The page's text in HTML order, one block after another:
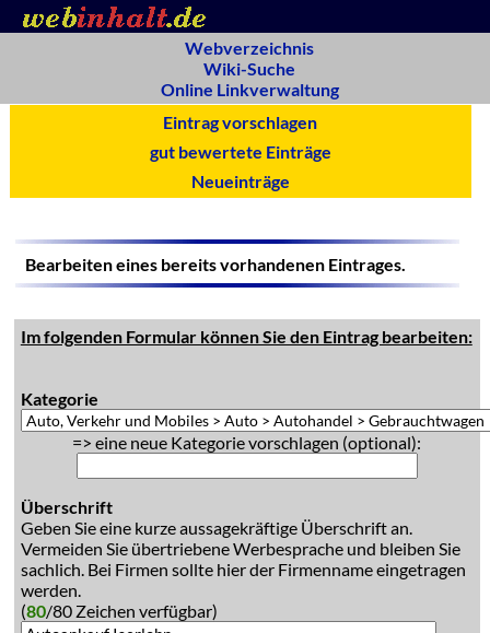
Webverzeichnis
Wiki-Suche
Online Linkverwaltung
Eintrag vorschlagen
gut bewertete Einträge
Neueinträge
Bearbeiten eines bereits vorhandenen Eintrages.
Im folgenden Formular können Sie den Eintrag bearbeiten:
Kategorie
=> eine neue Kategorie vorschlagen (optional):
Überschrift
Geben Sie eine kurze aussagekräftige Überschrift an.
Vermeiden Sie übertriebene Werbesprache und bleiben Sie
sachlich. Bei Firmen sollte hier der Firmenname eingetragen
werden.
(80/80 Zeichen verfügbar)